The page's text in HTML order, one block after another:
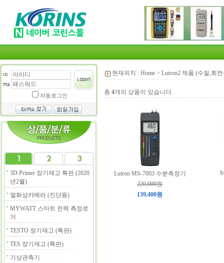
자동로그인
3D Printer 장기재고 특판 (2020
년2월)
열화상카메라 (진단용)
MYWATT 스마트 전력 측정로
거
TESTO 장기재고 (특판)
TES 장기재고 (특판)
기상관측기
현재위치 : Home > Lutron2 제품 (수질,회
총 4개의 상품이 있습니다.
Lutron MS-7003 수분측정기
220,000원
139,400원